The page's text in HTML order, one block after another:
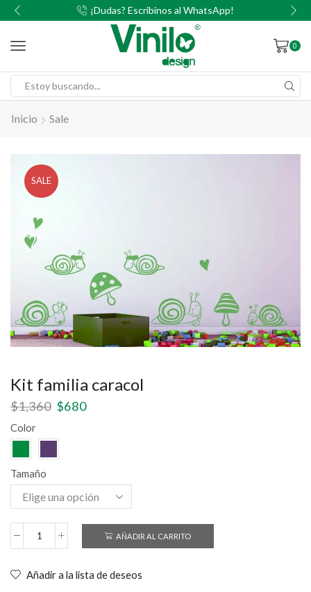
¡Dudas? Escribinos al WhatsApp!
0
Inicio Sale
SALE
Kit familia caracol
$1,360 $680
Color
Tamaño
AÑADIR AL CARRITO
Añadir a la lista de deseos